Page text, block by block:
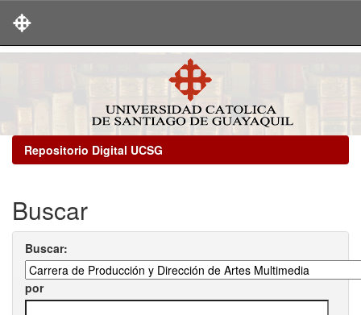
Repositorio Digital UCSG
Buscar
Buscar:
por